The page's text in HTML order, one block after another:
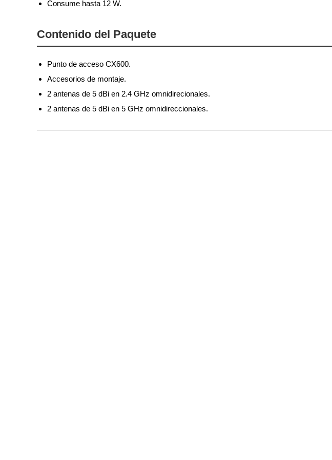
Consume hasta 12 W.
Contenido del Paquete
Punto de acceso CX600.
Accesorios de montaje.
2 antenas de 5 dBi en 2.4 GHz omnidirecionales.
2 antenas de 5 dBi en 5 GHz omnidireccionales.